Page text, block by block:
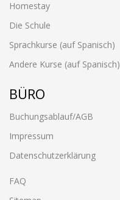
Homestay
Die Schule
Sprachkurse (auf Spanisch)
Andere Kurse (auf Spanisch)
BÜRO
Buchungsablauf/AGB
Impressum
Datenschutzerklärung
FAQ